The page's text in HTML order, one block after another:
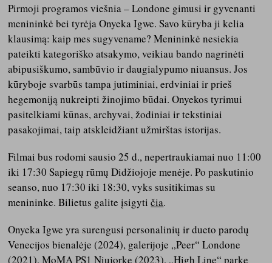
Pirmoji programos viešnia – Londone gimusi ir gyvenanti
menininkė bei tyrėja Onyeka Igwe. Savo kūryba ji kelia
klausimą: kaip mes sugyvename? Menininkė nesiekia
pateikti kategoriško atsakymo, veikiau bando nagrinėti
abipusiškumo, sambūvio ir daugialypumo niuansus. Jos
kūryboje svarbūs tampa jutiminiai, erdviniai ir prieš
hegemoniją nukreipti žinojimo būdai. Onyekos tyrimui
pasitelkiami kūnas, archyvai, žodiniai ir tekstiniai
pasakojimai, taip atskleidžiant užmirštas istorijas.
Filmai bus rodomi sausio 25 d., nepertraukiamai nuo 11:00
iki 17:30 Sapiegų rūmų Didžiojoje menėje. Po paskutinio
seanso, nuo 17:30 iki 18:30, vyks susitikimas su
menininke. Bilietus galite įsigytičia.
Onyeka Igwe yra surengusi personalinių ir dueto parodų
Venecijos bienalėje (2024), galerijoje „Peer“ Londone
(2021), MoMA PS1 Niujorke (2023), „High Line“ parke